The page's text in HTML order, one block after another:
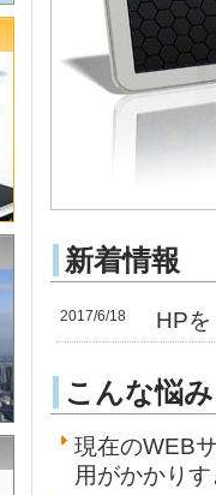
新着情報
2017/6/18 HP
こんな悩
現在のWEB
用がかかり